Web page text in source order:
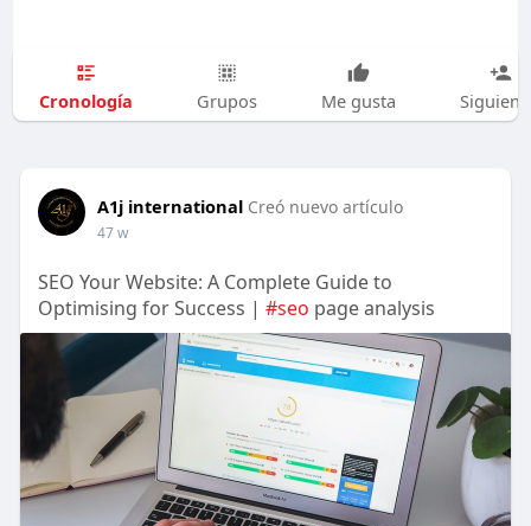
Cronología Grupos Me gusta
A1j international Creó nuevo artículo
47 w
SEO Your Website: A Complete Guide to
Optimising for Success | #seo page analysis